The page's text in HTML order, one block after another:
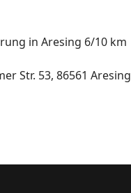
in Aresing 6/10 km
Str. 53, 86561 Aresing